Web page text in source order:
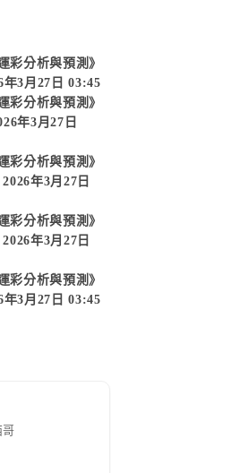
彩分析與預測》
3月27日 03:45
彩分析與預測》
年3月27日
彩分析與預測》
年3月27日
彩分析與預測》
年3月27日
彩分析與預測》
年3月27日 03:45
哥